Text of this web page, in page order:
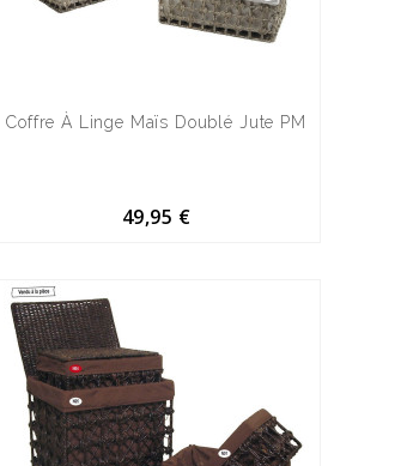
Coffre À Linge Maïs Doublé Jute PM
49,95 €